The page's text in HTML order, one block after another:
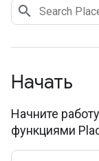
Начать
Начните
функциями